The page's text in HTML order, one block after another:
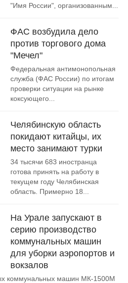
"Имя России", организованным...
ФАС возбудила дело
против торгового дома
"Мечел"
Федеральная антимонопольная
служба (ФАС России) по итогам
проверки ситуации на рынке
коксующего...
Челябинскую область
покидают китайцы, их
место занимают турки
34 тысячи 683 иностранца
готова принять на работу в
текущем году Челябинская
область. Примерно 18...
На Урале запускают в
серию производство
коммунальных машин
для уборки аэропортов и
вокзалов
коммунальных машин МК-1500М